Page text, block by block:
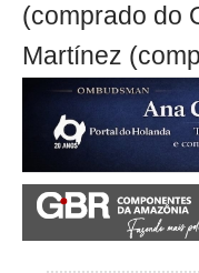
(comprado do
Martínez